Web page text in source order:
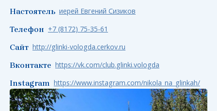
Настоятель иерей Евгений Сизиков
Телефон +7 (8172) 75-35-61
Сайт http://glinki-vologda.cerkov.ru
Вконтакте https://vk.com/club.glinki.vologda
Instagram https://www.instagram.com/nikola_na_glinkah/